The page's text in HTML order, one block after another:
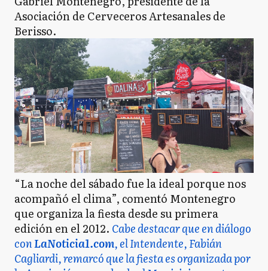
Asociación de Cerveceros Artesanales de
Berisso.
“La noche del sábado fue la ideal porque nos
acompañó el clima”, comentó Montenegro
que organiza la fiesta desde su primera
edición en el 2012. Cabe destacar que en diálogo
conLaNoticia1.com, el Intendente, Fabián
Cagliardi, remarcó que la fiesta es organizada por